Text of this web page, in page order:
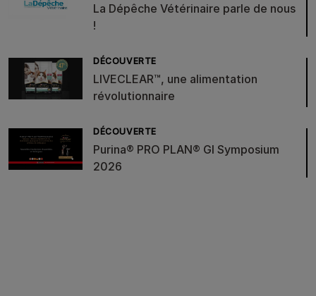
La Dépêche Vétérinaire parle de nous
!
DÉCOUVERTE
LIVECLEAR™, une alimentation
révolutionnaire
DÉCOUVERTE
Purina® PRO PLAN® GI Symposium
2026